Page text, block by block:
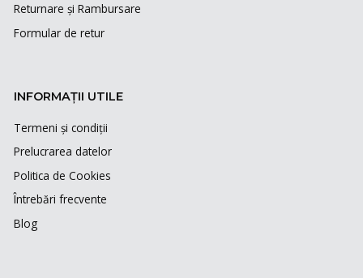
Returnare și Rambursare
Formular de retur
INFORMAȚII UTILE
Termeni și condiții
Prelucrarea datelor
Politica de Cookies
Întrebări frecvente
Blog